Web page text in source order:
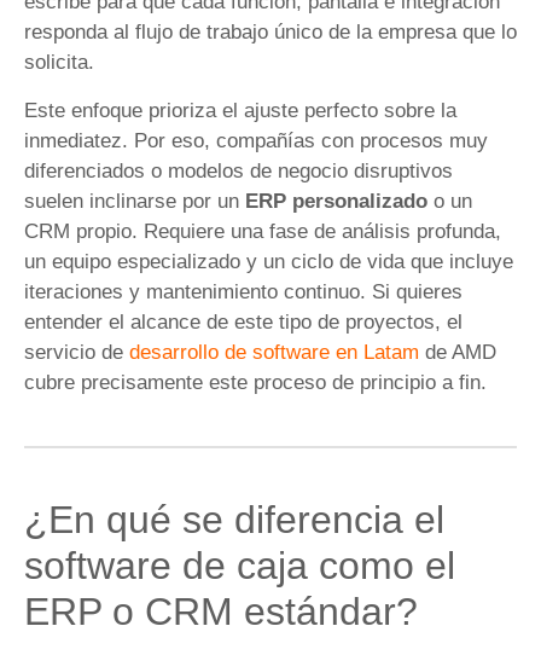
responda al flujo de trabajo único de la empresa que lo
solicita.
Este enfoque prioriza el ajuste perfecto sobre la
inmediatez. Por eso, compañías con procesos muy
diferenciados o modelos de negocio disruptivos
suelen inclinarse por un ERP personalizado o un
CRM propio. Requiere una fase de análisis profunda,
un equipo especializado y un ciclo de vida que incluye
iteraciones y mantenimiento continuo. Si quieres
entender el alcance de este tipo de proyectos, el
servicio de desarrollo de software en Latam de AMD
cubre precisamente este proceso de principio a fin.
¿En qué se diferencia el
software de caja como el
ERP o CRM estándar?